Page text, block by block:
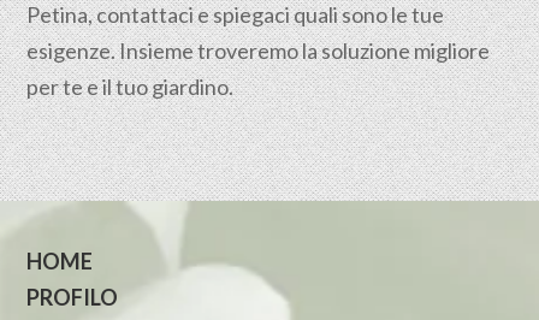
Petina, contattaci e spiegaci quali sono le tue
esigenze. Insieme troveremo la soluzione migliore
per te e il tuo giardino.
HOME
PROFILO